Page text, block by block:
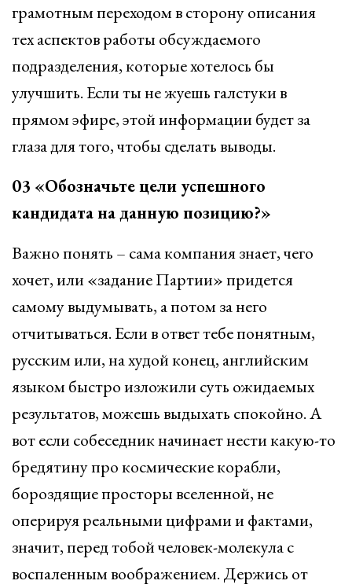
грамотным переходом в сторону описания
тех аспектов работы обсуждаемого
подразделения, которые хотелось бы
улучшить. Если ты не жуешь галстуки в
прямом эфире, этой информации будет за
глаза для того, чтобы сделать выводы.
03 «Обозначьте цели успешного
кандидата на данную позицию?»
Важно понять – сама компания знает, чего
хочет, или «задание Партии» придется
самому выдумывать, а потом за него
отчитываться. Если в ответ тебе понятным,
русским или, на худой конец, английским
языком быстро изложили суть ожидаемых
результатов, можешь выдыхать спокойно. А
вот если собеседник начинает нести какую-то
бредятину про космические корабли,
бороздящие просторы вселенной, не
оперируя реальными цифрами и фактами,
значит, перед тобой человек-молекула с
воспаленным воображением. Держись от